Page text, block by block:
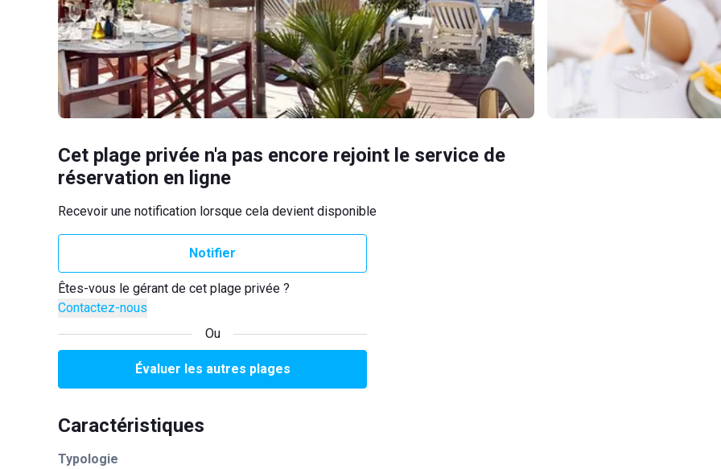
Cet plage privée n'a pas encore rejoint le service de
réservation en ligne
Recevoir une notification lorsque cela devient disponible
Notifier
Êtes-vous le gérant de cet plage privée ?
Contactez-nous
Ou
Évaluer les autres plages
Caractéristiques
Typologie